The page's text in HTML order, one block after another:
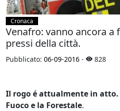
Cronaca
Venafro: vanno ancora a
pressi della città.
Pubblicato: 06-09-2016 - 828
Il rogo é attualmente in atto.
Fuoco e la Forestale.